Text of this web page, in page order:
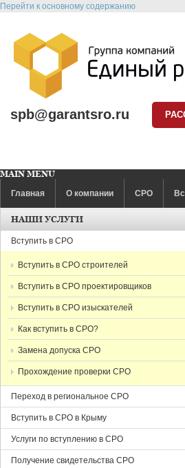
Перейти к основному содержанию
spb@garantsro.ru
MAIN MENU
Главная
О компании СРО
НАШИ УСЛУГИ
Вступить в СРО
Вступить в СРО строителей
Вступить в СРО проектировщиков
Вступить в СРО изыскателей
Как вступить в СРО?
Замена допуска СРО
Прохождение проверки СРО
Переход в региональное СРО
Вступить в СРО в Крыму
Услуги по вступлению в СРО
Получение свидетельства СРО